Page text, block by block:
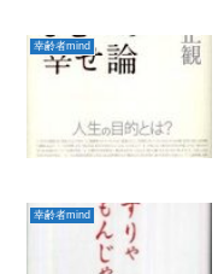
幸齢者mind
幸齢者mind